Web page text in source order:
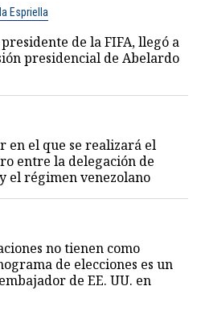
Espriella
de la FIFA, llegó a
presidencial de Abelardo
en el que se realizará el
entre la delegación de
el régimen venezolano
no tienen como
de elecciones es un
de EE. UU. en